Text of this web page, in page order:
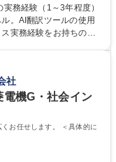
任担当として広く活躍
等を使用しての対応で
ご自身のペースで業務
ム
務経験（1～3年程度）
。AI翻訳ツールの使用
実務経験をお持ちの方
実施しており、ワーク
ルリモートも面接で相
務に柔軟に対応でき、
務を推進できる方 学
校 語学力： 資格：
社
電機G・社会イン
お任せします。 ＜具体的に